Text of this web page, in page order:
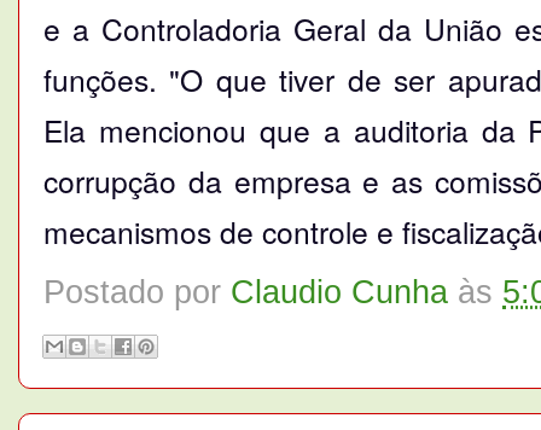
e a Controladoria Geral da União
funções. "O que tiver de ser
Ela mencionou que a auditoria da
corrupção da empresa e as
mecanismos de controle e
Postado por Claudio Cunha às